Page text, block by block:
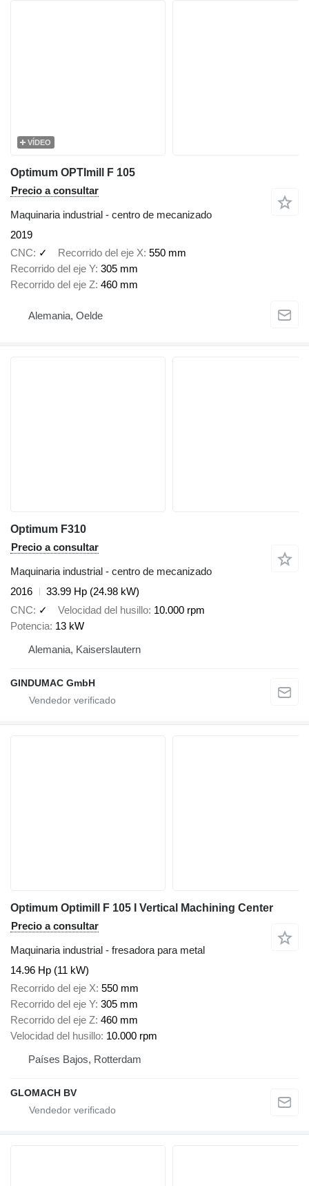
VÍDEO
Optimum OPTImill F 105
Precio a consultar
Maquinaria industrial - centro de mecanizado
2019
CNC
✓ Recorrido del eje X 550 mm
Recorrido del eje Y 305 mm
Recorrido del eje Z 460 mm
Alemania, Oelde
Optimum F310
Precio a consultar
Maquinaria industrial - centro de mecanizado
2016
33.99 Hp (24.98 kW)
CNC
✓ Velocidad del husillo 10.000 rpm
Potencia 13 kW
Alemania, Kaiserslautern
GINDUMAC GmbH
Optimum Optimill F 105 I Vertical Machining Center
Precio a consultar
Maquinaria industrial - fresadora para metal
14.96 Hp (11 kW)
Recorrido del eje X 550 mm
Recorrido del eje Y 305 mm
Recorrido del eje Z 460 mm
Velocidad del husillo 10.000 rpm
Países Bajos, Rotterdam
GLOMACH BV